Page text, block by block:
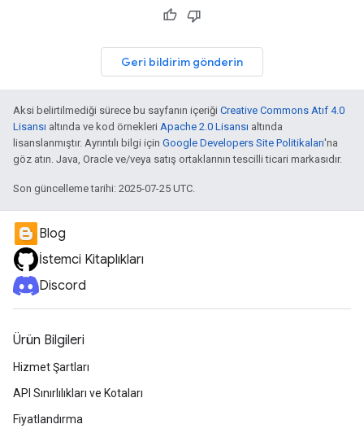
Geri bildirim gönderin
Aksi belirtilmediği sürece bu sayfanın içeriği Creative Commons Atıf 4.0
Lisansı altında ve kod örnekleri Apache 2.0 Lisansı altında
lisanslanmıştır. Ayrıntılı bilgi için Google Developers Site Politikaları'na
göz atın. Java, Oracle ve/veya satış ortaklarının tescilli ticari markasıdır.
Son güncelleme tarihi: 2025-07-25 UTC.
Blog
İstemci Kitaplıkları
Discord
Ürün Bilgileri
Hizmet Şartları
API Sınırlılıkları ve Kotaları
Fiyatlandırma